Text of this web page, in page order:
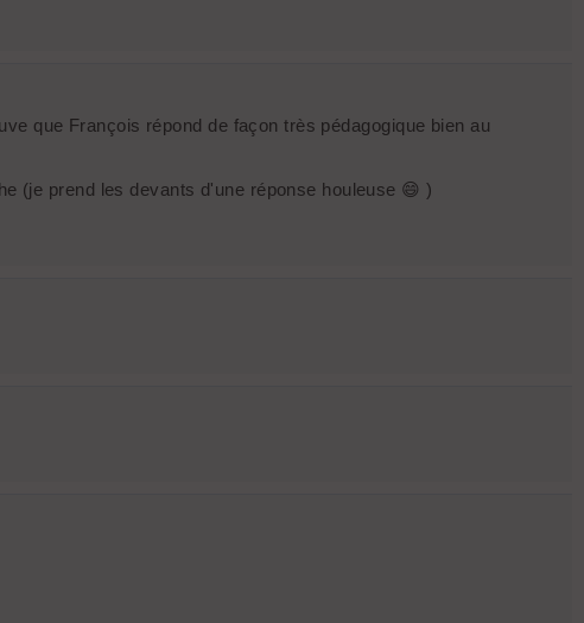
que François répond de façon très pédagogique bien au
(je prend les devants d'une réponse houleuse 😄 )